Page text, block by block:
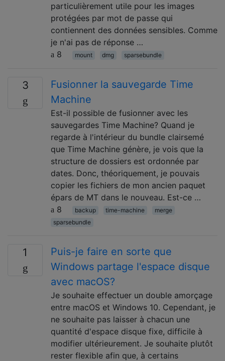
particulièrement utile pour les images
protégées par mot de passe qui
contiennent des données sensibles. Comme
je n'ai pas de réponse …
8
mount dmg sparsebundle
3
Fusionner la sauvegarde Time
Machine
Est-il possible de fusionner avec les
sauvegardes Time Machine? Quand je
regarde à l'intérieur du bundle clairsemé
que Time Machine génère, je vois que la
structure de dossiers est ordonnée par
dates. Donc, théoriquement, je pouvais
copier les fichiers de mon ancien paquet
épars de MT dans le nouveau. Est-ce …
8
backup time-machine
merge
sparsebundle
1
Puis-je faire en sorte que
Windows partage l'espace disque
avec macOS?
Je souhaite effectuer un double amorçage
entre macOS et Windows 10. Cependant, je
ne souhaite pas laisser à chacun une
quantité d'espace disque fixe, difficile à
modifier ultérieurement. Je souhaite plutôt
rester flexible afin que, à certains